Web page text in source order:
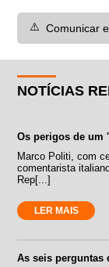
⚠️ Comunicar
NOTÍCIAS
Os perigos de um
Marco Politi, com
comentarista
Rep[...]
LER MAIS
As seis perguntas